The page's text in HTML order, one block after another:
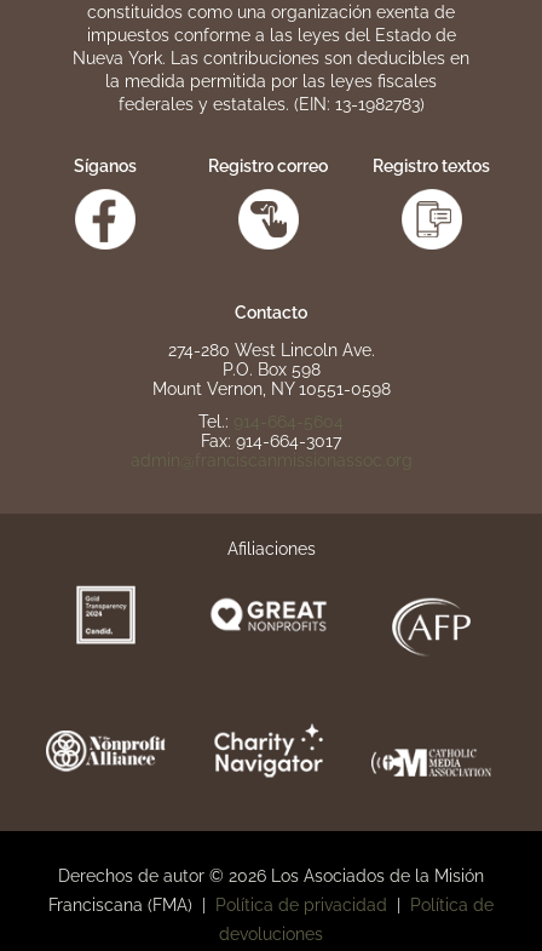
constituidos como una organización exenta de
impuestos conforme a las leyes del Estado de
Nueva York. Las contribuciones son deducibles en
la medida permitida por las leyes fiscales
federales y estatales. (EIN: 13-1982783)
Síganos Registro correo Registro textos
Contacto
274-280 West Lincoln Ave.
P.O. Box 598
Mount Vernon, NY 10551-0598
Tel.:
914-664-5604
Fax: 914-664-3017
admin@franciscanmissionassoc.org
Afiliaciones
Derechos de autor © 2026 Los Asociados de la Misión
Franciscana (FMA) |
Política de privacidad
Política de
devoluciones